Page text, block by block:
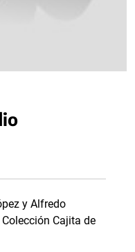
y Alfredo
Cajita de